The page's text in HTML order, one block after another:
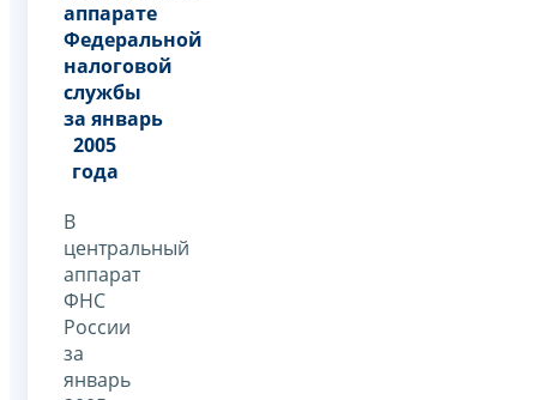
аппарате
Федеральной
налоговой
службы
за январь
2005
года
В
центральный
аппарат
ФНС
России
за
январь